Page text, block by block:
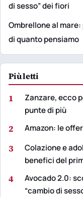
di sesso” dei fiori
Ombrellone al
di quanto pensiamo
Più letti
1
Zanzare, ecco
punte di più
2 Amazon: le
3
Colazione e
benefici del
4
Avocado 2.0:
“cambio di